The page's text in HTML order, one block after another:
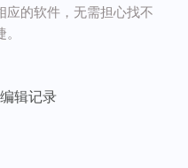
应的软件，无需担心找不
辑记录